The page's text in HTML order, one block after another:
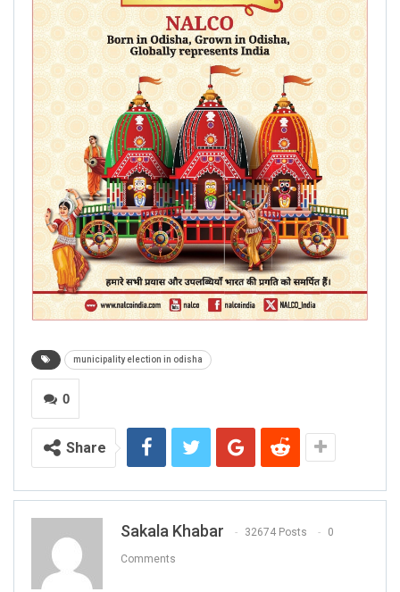
municipality election in odisha
0
Share
Sakala Khabar 32674 Posts 0
Comments